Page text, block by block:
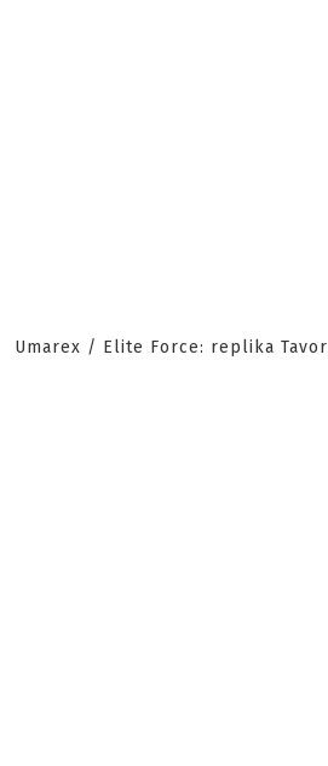
Umarex / Elite Force: replika Tavor